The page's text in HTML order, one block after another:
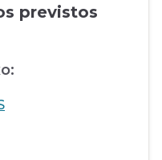
previstos